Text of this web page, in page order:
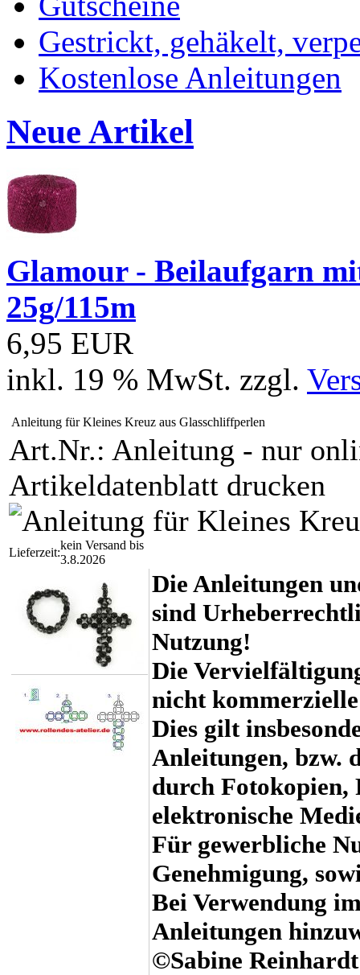
Gestrickt, gehäkelt,
Kostenlose Anleitungen
Neue Artikel
Glamour - Beilaufgarn
25g/115m
6,95 EUR
inkl. 19 % MwSt. zzgl.
Anleitung für Kleines Kreuz aus Glasschliffperlen
Art.Nr.: Anleitung - nur
Artikeldatenblatt drucken
Lieferzeit:
kein Versand bis
3.8.2026
Die Anleitungen
sind
Nutzung!
Die
nicht
Dies gilt
Anleitungen, bzw.
durch Fotokopien,
elektronische
Für gewerbliche
Genehmigung,
Bei Verwendung
Anleitungen
©Sabine Reinhardt